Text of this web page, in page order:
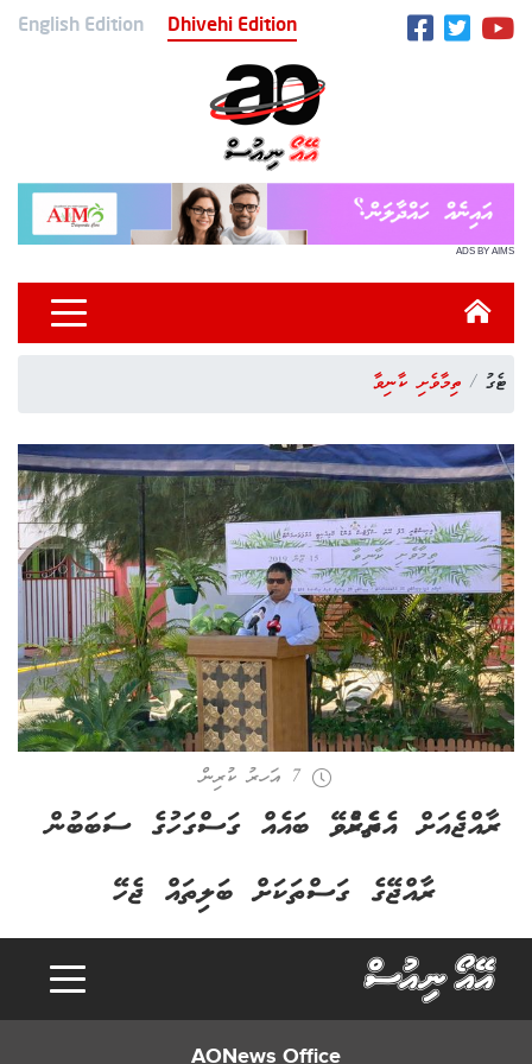
English Edition Dhivehi Edition
ADS BY AIMS
ޓެގު ތިމާވެށި ކާނިވާ
7 އަހރު ކުރިން
ރާއްޖެއަށް އެތެރެކުރެވޭ ބައެއް ގަސްގަހުގެ ސަބަބުން
ރާއްޖޭގެ ގަސްތަކަށް ބަލިތައް ޖެހޭ
AONews Office